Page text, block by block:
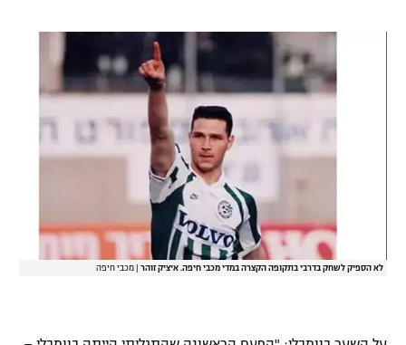
לא הספיק לשחק בדרבי בתקופה הקצרה במדי מכבי חיפה. איציק זוהר מכבי חיפה